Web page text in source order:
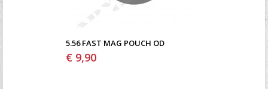
5.56 FAST MAG POUCH OD
€ 9,90